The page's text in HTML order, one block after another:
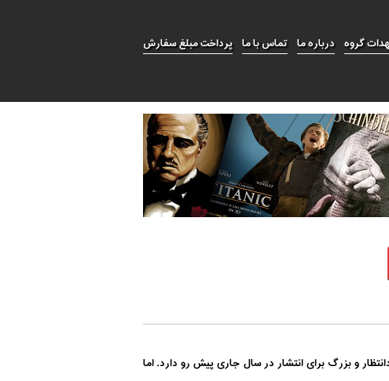
پرداخت مبلغ سفارش تماس با ما درباره ما گروه
و بزرگ برای انتشار در سال جاری پیش رو دارد. اما